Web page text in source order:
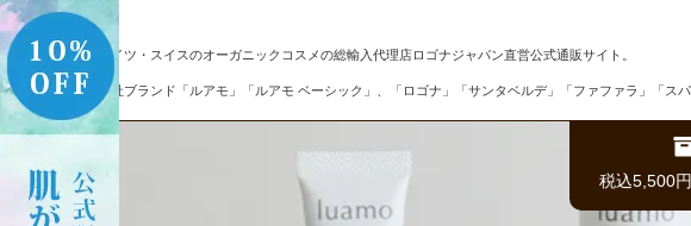
ドイツ・スイスのオーガニックコスメの総輸入代理店ロゴナジャパン直営公式通販サイト。
自社ブランド「ルアモ」「ルアモ ベーシック」、「ロゴナ」「サンタベルデ」「ファファラ」「ス
税込5,500